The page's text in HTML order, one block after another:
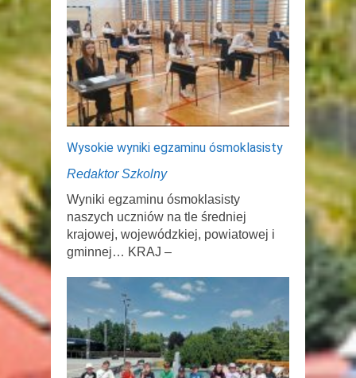
Wysokie wyniki egzaminu ósmoklasisty
Redaktor Szkolny
Wyniki egzaminu ósmoklasisty
naszych uczniów na tle średniej
krajowej, wojewódzkiej, powiatowej i
gminnej… KRAJ –